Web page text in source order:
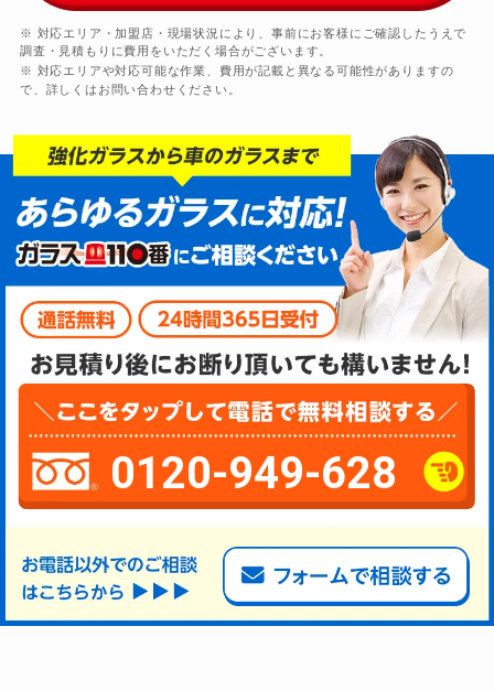
※ 対応エリア・加盟店・現場状況により、事前にお客様にご確認したうえで
調査・見積もりに費用をいただく場合がございます。
※ 対応エリアや対応可能な作業、費用が記載と異なる可能性がありますの
で、詳しくはお問い合わせください。
0120-949-628